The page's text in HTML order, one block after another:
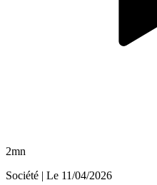
2mn
Société | Le 11/04/2026